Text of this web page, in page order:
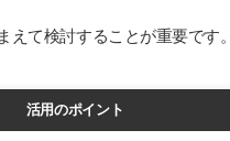
て検討することが重要です。
活用のポイント